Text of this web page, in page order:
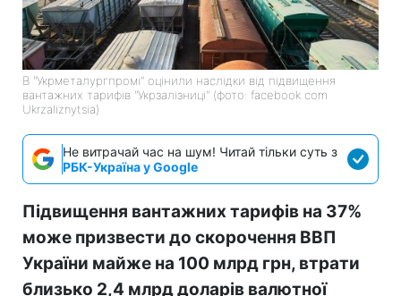
В "Укрметалургпромі" оцінили наслідки від підвищення
вантажних тарифів "Укрзалізниці" (фото: facebook com
Ukrzaliznytsia)
Не витрачай час на шум! Читай тільки суть з
РБК-Україна у Google
Підвищення вантажних тарифів на 37%
може призвести до скорочення ВВП
України майже на 100 млрд грн, втрати
близько 2,4 млрд доларів валютної